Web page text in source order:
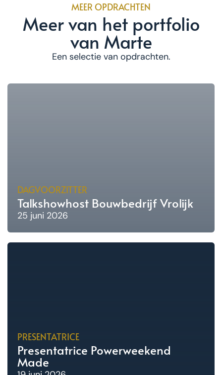
MEER OPDRACHTEN
Meer van het portfolio
van Marte
Een selectie van opdrachten.
DAGVOORZITTER
Talkshowhost Bouwbedrijf Vrolijk
25 juni 2026
PRESENTATRICE
Presentatrice Powerweekend
Made